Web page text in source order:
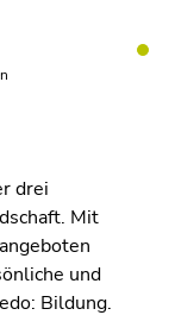
drei
Mit
und
Bildung.